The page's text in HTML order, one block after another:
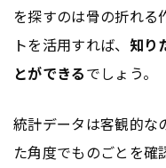
を探すのは骨の折れる
トを活用すれば、 知り
とができるでしょう。
統計データは客観的な
た角度でものごとを確